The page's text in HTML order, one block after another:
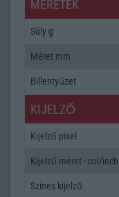
MÉRETEK
Súly g
Méret mm
Billentyűzet
KIJELZŐ
Kijelző pixel
Kijelző méret - col/inch
Színes kijelző